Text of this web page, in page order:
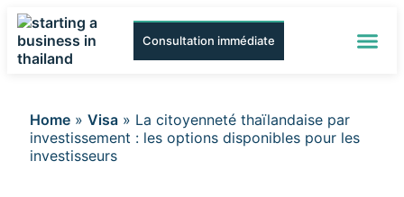
Consultation immédiate
Home » Visa » La citoyenneté thaïlandaise par
investissement : les options disponibles pour les
investisseurs